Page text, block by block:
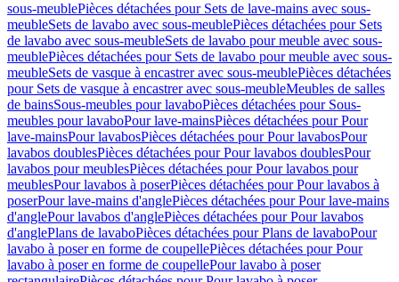
sous-meublePièces détachées pour Sets de lave-mains avec sous-
meubleSets de lavabo avec sous-meublePièces détachées pour Sets
de lavabo avec sous-meubleSets de lavabo pour meuble avec sous-
meublePièces détachées pour Sets de lavabo pour meuble avec sous-
meubleSets de vasque à encastrer avec sous-meublePièces détachées
pour Sets de vasque à encastrer avec sous-meubleMeubles de salles
de bainsSous-meubles pour lavaboPièces détachées pour Sous-
meubles pour lavaboPour lave-mainsPièces détachées pour Pour
lave-mainsPour lavabosPièces détachées pour Pour lavabosPour
lavabos doublesPièces détachées pour Pour lavabos doublesPour
lavabos pour meublesPièces détachées pour Pour lavabos pour
meublesPour lavabos à poserPièces détachées pour Pour lavabos à
poserPour lave-mains d'anglePièces détachées pour Pour lave-mains
d'anglePour lavabos d'anglePièces détachées pour Pour lavabos
d'anglePlans de lavaboPièces détachées pour Plans de lavaboPour
lavabo à poser en forme de coupellePièces détachées pour Pour
lavabo à poser en forme de coupellePour lavabo à poser